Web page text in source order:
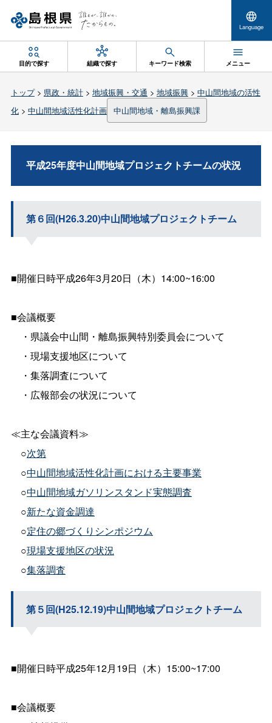
Language
目的で探す 組織で探す キーワード検索 メニュー
トップ> 県政・統計> 地域振興・交通 > 地域振興> 中山間地域の活性
化> 中山間地域活性化計画 中山間地域・離島振興課
平成25年度中山間地域プロジェクトチームの状況
第６回(H26.3.20)中山間地域プロジェクトチーム
■開催日時平成26年3月20日（木）14:00~16:00
■会議概要
・県議会中山間・離島振興特別委員会について
・現場支援地区について
・集落調査について
・広報部会の状況について
≪主な会議資料≫
○次第
○中山間地域活性化計画における主要事業
○中山間地域ガソリンスタンド実態調査
○新たな資金調達
○定住の郷づくりシンポジウム
○現場支援地区の状況
○集落調査
第５回(H25.12.19)中山間地域プロジェクトチーム
■開催日時平成25年12月19日（木）15:00~17:00
■会議概要